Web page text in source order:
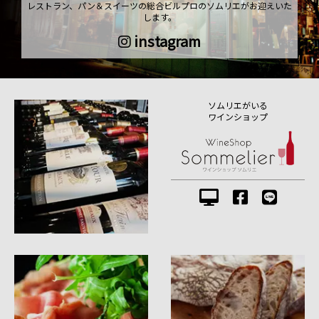
レストラン、パン＆スイーツの総合ビルプロのソムリエがお迎えいた
します。
instagram
ソムリエがいる
ワインショップ